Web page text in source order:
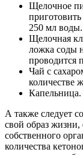
Щелочное
250 мл
Щелочная
ложка соды
проводится
Чай с
количестве
Капельница.
А также следует
свой образ
собственного
количества